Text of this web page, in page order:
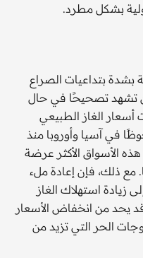
بشكل مطرد.
بشدة بتداعيات الصراع
تشهد تصحيحًا في حال
الغاز الطبيعي
في آسيا وأوروبا منذ
الأسواق الأكثر عرضة
مع ذلك، فإن إعادة ملء
زيادة استهلاك الغاز
يحد من انخفاض الأسعار
الحر التي تزيد من